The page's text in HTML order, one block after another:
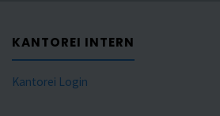
KANTOREI INTERN
Kantorei Login